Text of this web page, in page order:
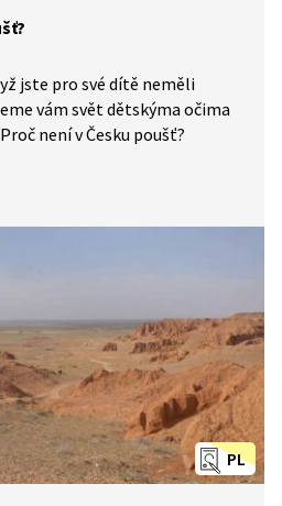
jste pro své dítě neměli
vám svět dětskýma očima
není v Česku poušť?
PL